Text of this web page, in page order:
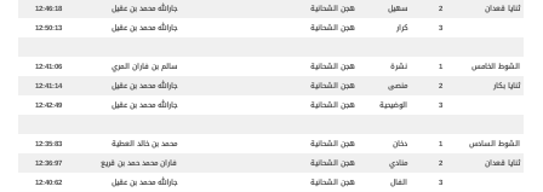
ثنايا قعدان
2 سهيل هجن الشحانية جارالله محمد بن عقيل
12:46:18
3
كرار هجن الشحانية جارالله محمد بن عقيل 12:50:13
الشوط الخامس 1 نشرة هجن الشحانية سالم بن فاران المري
12:41:06
ثنايا بكار
2 منصى هجن الشحانية جارالله محمد بن عقيل
12:41:14
3
الوضيحية هجن الشحانية جارالله محمد بن عقيل 12:42:49
الشوط السادس 1 دخان هجن الشحانية محمد بن خالد العطية
12:35:83
ثنايا قعدان
2 منادي هجن الشحانية فاران محمد حمد بن قريع
12:36:97
3
الفال هجن الشحانية جارالله محمد بن عقيل 12:40:62